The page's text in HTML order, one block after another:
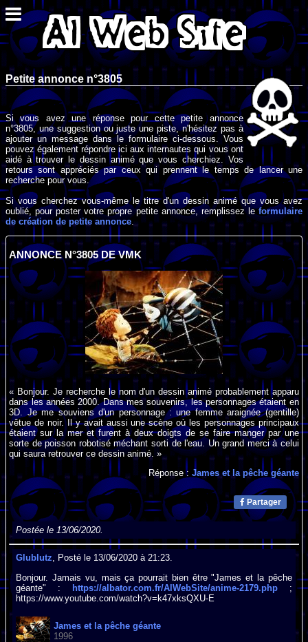
Petite annonce n°3805
Si vous avez une réponse pour cette petite annonce
n°3805, une suggestion ou juste une piste, n'hésitez pas à
ajouter un message dans le formulaire ci-dessous. Vous
pouvez également répondre ici aux internautes qui vous ont
aidé à trouver le dessin animé que vous cherchiez. Vos
retours sont appréciés par ceux qui prennent le temps de lancer une
recherche pour vous.
Si vous cherchez vous-même le titre d'un dessin animé que vous avez
oublié, pour poster votre propre petite annonce, remplissez leformulaire
de création de petite annonce .
ANNONCE N°3805 DE VMK
« Bonjour. Je recherche le nom d'un dessin animé probablement apparu
dans les années 2000. Dans mes souvenirs, les personnages étaient en
3D. Je me souviens d'un personnage : une femme araignée (gentille)
vêtue de noir. Il y avait aussi une scène où les personnages principaux
étaient sur la mer et furent à deux doigts de se faire manger par une
sorte de poisson robotisé méchant sorti de l'eau. Un grand merci à celui
qui saura retrouver ce dessin animé. »
Réponse : James et la pêche géante
Partager
Postée le 13/06/2020.
Glublutz, Posté le 13/06/2020 à 21:23.
Bonjour. Jamais vu, mais ça pourrait bien être "James et la pêche
géante" : https://albator.com.fr/AlWebSite/anime-2179.php;
https://www.youtube.com/watch?v=k47xksQXU-E
James et la pêche géante
1996